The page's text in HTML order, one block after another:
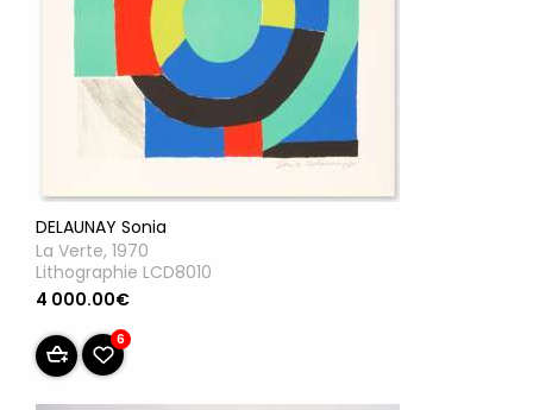
DELAUNAY Sonia
La Verte, 1970
Lithographie LCD8010
4 000.00€
6